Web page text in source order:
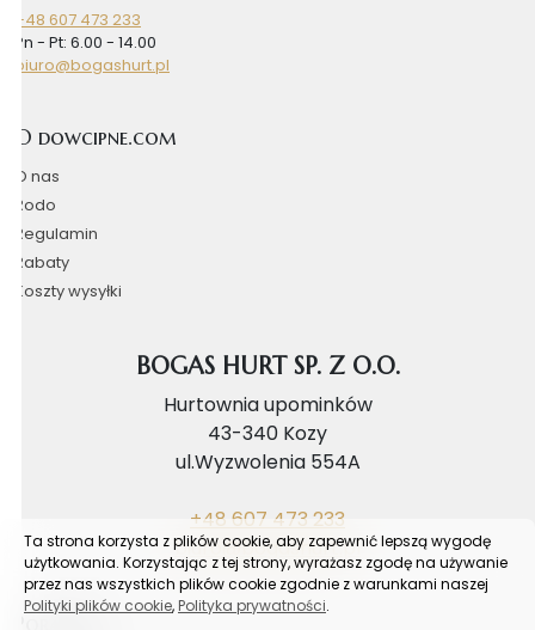
+48 607 473 233
Pn - Pt: 6.00 - 14.00
biuro@bogashurt.pl
O dowcipne.com
O nas
Rodo
Regulamin
Rabaty
Koszty wysyłki
BOGAS HURT SP. Z O.O.
Hurtownia upominków
43-340 Kozy
ul.Wyzwolenia 554A
+48 607 473 233
biuro@bogashurt.pl
Poradnik
Ta strona korzysta z plików cookie, aby zapewnić lepszą wygodę
użytkowania. Korzystając z tej strony, wyrażasz zgodę na używanie
przez nas wszystkich plików cookie zgodnie z warunkami naszej
Polityki plików cookie, Polityka prywatności.